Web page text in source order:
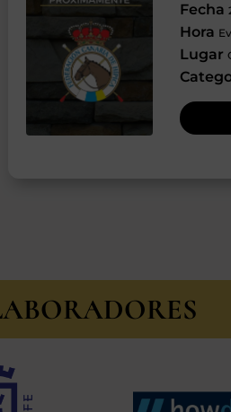
Fecha
Hora
Lugar